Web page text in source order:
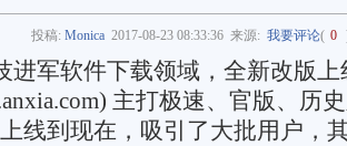
投稿: Monica 2017-08-23 08:33:36来源: 我要评论( 0
军软件下载领域，全新改版上
主打极速、官版、历
线到现在，吸引了大批用户，